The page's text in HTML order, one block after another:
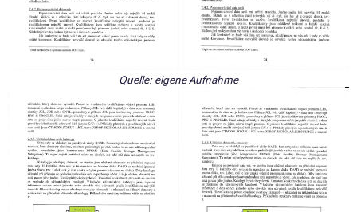
Quelle: eigene Aufnahme